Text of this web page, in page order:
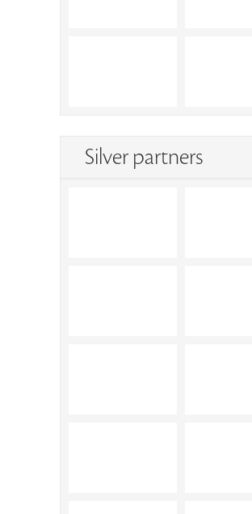
Silver partners